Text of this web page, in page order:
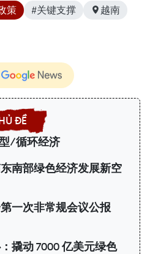
策 #关键支撑 越南
/循环经济
南部绿色经济发展新空
一次非常规会议公报
撬动 7000 亿美元绿色